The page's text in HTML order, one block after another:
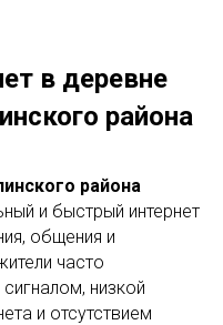
в деревне
района
района
и быстрый интернет
общения и
часто
низкой
и отсутствием